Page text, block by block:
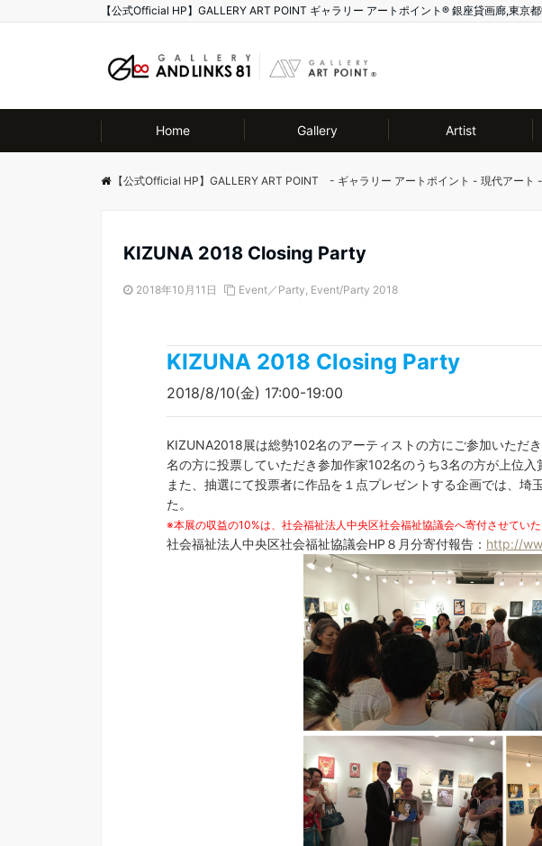
【公式Official HP】GALLERY ART POINT ギャラリー アートポイント®️ 銀座貸画廊,
Home Gallery Artist
【公式Official HP】GALLERY ART POINT - ギャラリー アートポイント - 現代アート
KIZUNA 2018 Closing Party
2018年10月11日 Event／Party, Event/Party 2018
KIZUNA 2018 Closing Party
2018/8/10(金) 17:00-19:00
KIZUNA2018展は総勢102名のアーティストの方にご参加いただ
名の方に投票していただき参加作家102名のうち3名の方が上位入
また、抽選にて投票者に作品を１点プレゼントする企画では、
た。
※本展の収益の10%は、社会福祉法人中央区社会福祉協議会へ寄付させてい
社会福祉法人中央区社会福祉協議会HP８月分寄付報告： http://